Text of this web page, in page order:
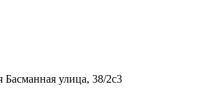
Басманная улица, 38/2с3